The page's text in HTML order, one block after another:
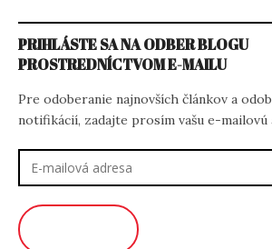
PRIHLÁSTE SA NA ODBER BLOGU
PROSTREDNÍCTVOM E-MAILU
Pre odoberanie najnovších článkov a
notifikácií, zadajte prosím vašu e-mailovú
adresa